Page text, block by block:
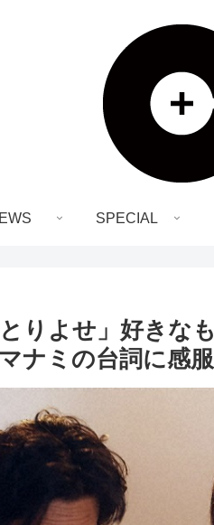
SPECIAL
とりよせ」好きな
ナミの台詞に感